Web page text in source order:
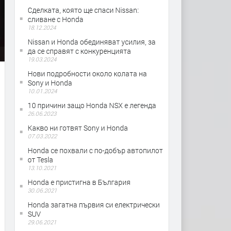
Сделката, която ще спаси Nissan:
сливане с Honda
18.12.2024
Nissan и Honda обединяват усилия, за
да се справят с конкуренцията
19.03.2024
Нови подробности около колата на
Sony и Honda
10.01.2024
10 причини защо Honda NSX е легенда
26.06.2023
Какво ни готвят Sony и Honda
07.03.2022
Honda се похвали с по-добър автопилот
от Tesla
13.10.2021
Honda e пристигна в България
30.06.2021
Honda загатна първия си електрически
SUV
29.06.2021